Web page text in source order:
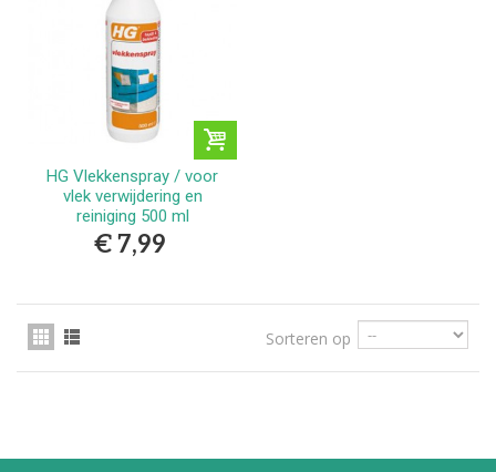
HG Vlekkenspray / voor
vlek verwijdering en
reiniging 500 ml
€ 7,99
Sorteren op